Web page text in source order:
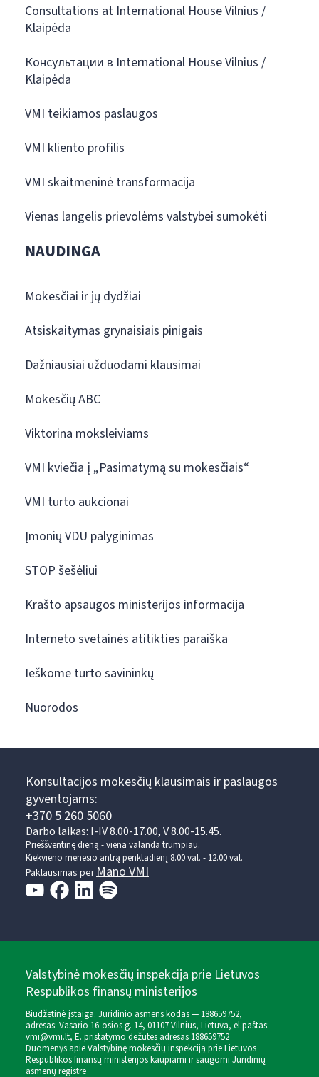
Consultations at International House Vilnius /
Klaipėda
Консультации в International House Vilnius /
Klaipėda
VMI teikiamos paslaugos
VMI kliento profilis
VMI skaitmeninė transformacija
Vienas langelis prievolėms valstybei sumokėti
NAUDINGA
Mokesčiai ir jų dydžiai
Atsiskaitymas grynaisiais pinigais
Dažniausiai užduodami klausimai
Mokesčių ABC
Viktorina moksleiviams
VMI kviečia į „Pasimatymą su mokesčiais“
VMI turto aukcionai
Įmonių VDU palyginimas
STOP šešėliui
Krašto apsaugos ministerijos informacija
Interneto svetainės atitikties paraiška
Ieškome turto savininkų
Nuorodos
Konsultacijos mokesčių klausimais ir paslaugos
gyventojams:
+370 5 260 5060
Darbo laikas: I-IV 8.00-17.00, V 8.00-15.45.
Prieššventinę dieną - viena valanda trumpiau.
Kiekvieno mėnesio antrą penktadienį 8.00 val. - 12.00 val.
Paklausimas perMano VMI
Valstybinė mokesčių inspekcija prie Lietuvos
Respublikos finansų ministerijos
Biudžetinė įstaiga. Juridinio asmens kodas — 188659752,
adresas: Vasario 16-osios g. 14, 01107 Vilnius, Lietuva, el.paštas:
vmi@vmi.lt, E. pristatymo dėžutės adresas 188659752
Duomenys apie Valstybinę mokesčių inspekciją prie Lietuvos
Respublikos finansų ministerijos kaupiami ir saugomi Juridinių
asmenų registre